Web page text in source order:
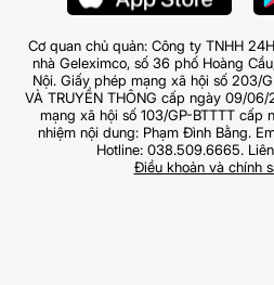
Cơ quan chủ quản: Công ty TNHH
nhà Geleximco, số 36 phố Hoàng
Nội. Giấy phép mạng xã hội số 203/
VÀ TRUYỀN THÔNG cấp ngày 09/
mạng xã hội số 103/GP-BTTTT cấp
nhiệm nội dung: Phạm Đình Bằng.
Hotline: 038.509.6665.
Điều khoản và chính